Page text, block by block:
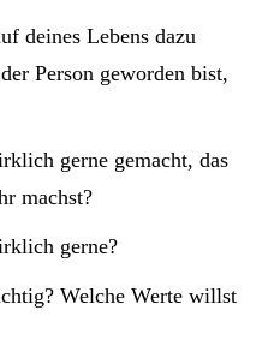
deines Lebens dazu
Person geworden bist,
gerne gemacht, das
machst?
gerne?
Welche Werte willst